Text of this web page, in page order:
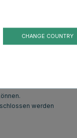
winddicht und
Bereich hinten und
werden
CHANGE COUNTRY